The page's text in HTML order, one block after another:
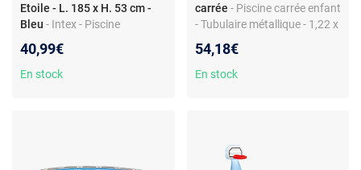
Etoile - L. 185 x H. 53 cm -
Bleu - Intex - Piscine
53 cm - Bleu - Design
40,99€
En stock
carrée - Piscine carrée enfant
- Tubulaire métallique - 1,22 x
54,18€
En stock